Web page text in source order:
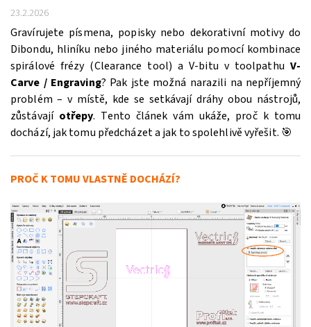
23.2.2026
Gravírujete písmena, popisky nebo dekorativní motivy do
Dibondu, hliníku nebo jiného materiálu pomocí kombinace
spirálové frézy (Clearance tool) a V-bitu v toolpathu V-
Carve / Engraving? Pak jste možná narazili na nepříjemný
problém – v místě, kde se setkávají dráhy obou nástrojů,
zůstávají otřepy. Tento článek vám ukáže, proč k tomu
dochází, jak tomu předcházet a jak to spolehlivě vyřešit. 🎯
PROČ K TOMU VLASTNĚ DOCHÁZÍ?